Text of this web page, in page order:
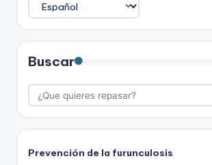
Buscar
Prevención de la furunculosis